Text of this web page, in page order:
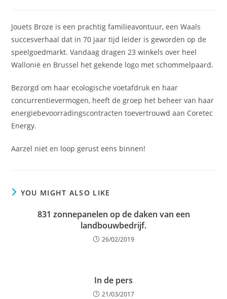
Jouets Broze is een prachtig familieavontuur, een Waals
succesverhaal dat in 70 jaar tijd leider is geworden op de
speelgoedmarkt. Vandaag dragen 23 winkels over heel
Wallonië en Brussel het gekende logo met schommelpaard.
Bezorgd om haar ecologische voetafdruk en haar
concurrentievermogen, heeft de groep het beheer van haar
energiebevoorradingscontracten toevertrouwd aan Coretec
Energy.
Aarzel niet en loop gerust eens binnen!
YOU MIGHT ALSO LIKE
831 zonnepanelen op de daken van een
landbouwbedrijf.
26/02/2019
In de pers
21/03/2017